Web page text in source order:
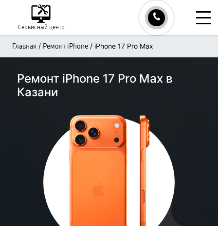
Сервисный центр
Главная / Ремонт iPhone / iPhone 17 Pro Max
Ремонт iPhone 17 Pro Max в
Казани